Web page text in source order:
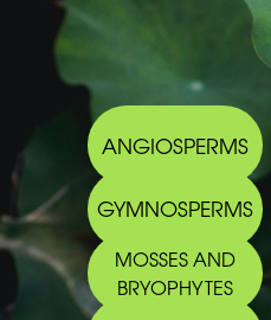
ANGIOSPERMS
GYMNOSPERMS
MOSSES AND
BRYOPHYTES